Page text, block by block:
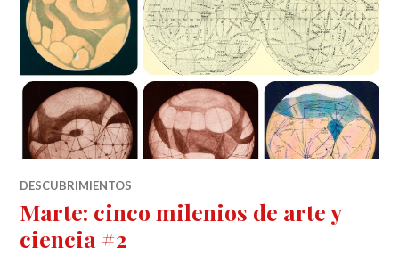
DESCUBRIMIENTOS
Marte: cinco milenios de arte y
ciencia #2